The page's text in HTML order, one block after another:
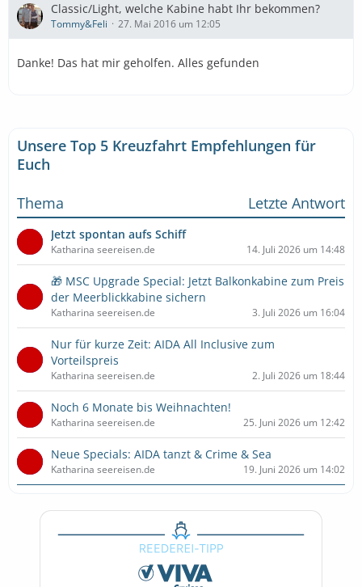
Classic/Light, welche Kabine habt Ihr bekommen?
Tommy&Feli 27. Mai 2016 um 12:05
Danke! Das hat mir geholfen. Alles gefunden
Unsere Top 5 Kreuzfahrt Empfehlungen für
Euch
Thema
Letzte Antwort
Jetzt spontan aufs Schiff
Katharina seereisen.de 14. Juli 2026 um 14:48
🎁 MSC Upgrade Special: Jetzt Balkonkabine zum Preis
der Meerblickkabine sichern
Katharina seereisen.de 3. Juli 2026 um 16:04
Nur für kurze Zeit: AIDA All Inclusive zum
Vorteilspreis
Katharina seereisen.de 2. Juli 2026 um 18:44
Noch 6 Monate bis Weihnachten!
Katharina seereisen.de 25. Juni 2026 um 12:42
Neue Specials: AIDA tanzt & Crime & Sea
Katharina seereisen.de 19. Juni 2026 um 14:02